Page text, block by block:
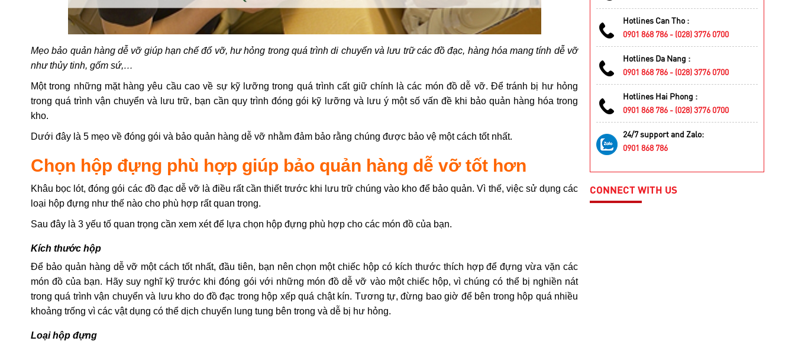
Mẹo bảo quản hàng dễ vỡ giúp hạn chế đổ vỡ, hư hỏng trong quá trình di chuyển và lưu trữ các đồ đạc, hàng hóa mang tính dễ vỡ
như thủy tinh, gốm sứ,…
Một trong những mặt hàng yêu cầu cao về sự kỹ lưỡng trong quá trình cất giữ chính là các món đồ dễ vỡ. Để tránh bị hư hỏng
trong quá trình vận chuyển và lưu trữ, bạn cần quy trình đóng gói kỹ lưỡng và lưu ý một số vấn đề khi bảo quản hàng hóa trong
kho.
Dưới đây là 5 mẹo về đóng gói và bảo quản hàng dễ vỡ nhằm đảm bảo rằng chúng được bảo vệ một cách tốt nhất.
Chọn hộp đựng phù hợp giúp bảo quản hàng dễ vỡ tốt hơn
Khâu bọc lót, đóng gói các đồ đạc dễ vỡ là điều rất cần thiết trước khi lưu trữ chúng vào kho để bảo quản. Vì thế, việc sử dụng các
loại hộp đựng như thế nào cho phù hợp rất quan trọng.
Sau đây là 3 yếu tố quan trọng cần xem xét để lựa chọn hộp đựng phù hợp cho các món đồ của bạn.
Kích thước hộp
Để bảo quản hàng dễ vỡ một cách tốt nhất, đầu tiên, bạn nên chọn một chiếc hộp có kích thước thích hợp để đựng vừa vặn các
món đồ của bạn. Hãy suy nghĩ kỹ trước khi đóng gói với những món đồ dễ vỡ vào một chiếc hộp, vì chúng có thể bị nghiền nát
trong quá trình vận chuyển và lưu kho do đồ đạc trong hộp xếp quá chật kín. Tương tự, đừng bao giờ để bên trong hộp quá nhiều
khoảng trống vì các vật dụng có thể dịch chuyển lung tung bên trong và dễ bị hư hỏng.
Loại hộp đựng
Hotlines Can Tho :
0901 868 786 - (028) 3776 0700
Hotlines Da Nang :
0901 868 786 - (028) 3776 0700
Hotlines Hai Phong :
0901 868 786 - (028) 3776 0700
24/7 support and Zalo:
0901 868 786
CONNECT WITH US